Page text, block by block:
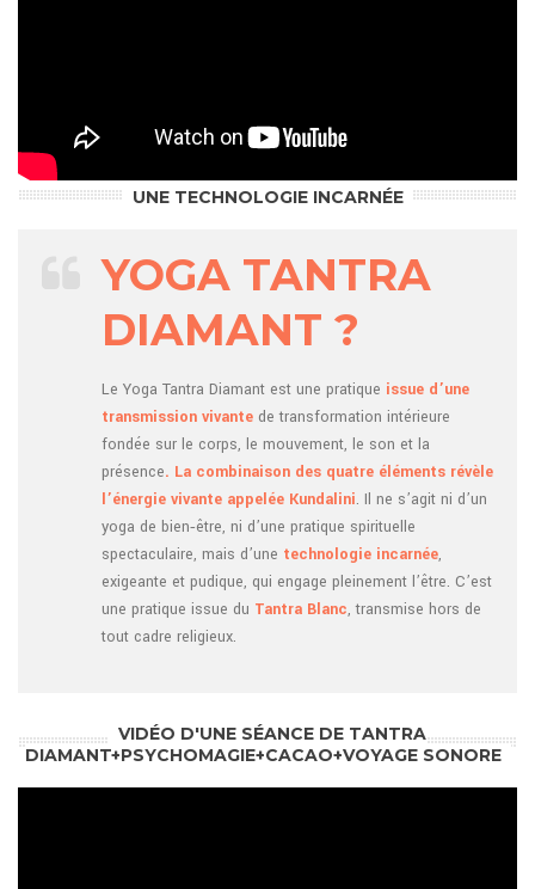
UNE TECHNOLOGIE INCARNÉE
YOGA TANTRA
DIAMANT ?
Le Yoga Tantra Diamant est une pratique issue d’une
transmission vivante de transformation intérieure
fondée sur le corps, le mouvement, le son et la
présence. La combinaison des quatre éléments révèle
l’énergie vivante appelée Kundalini. Il ne s’agit ni d’un
yoga de bien‑être, ni d’une pratique spirituelle
spectaculaire, mais d’une technologie incarnée,
exigeante et pudique, qui engage pleinement l’être. C’est
une pratique issue du Tantra Blanc, transmise hors de
tout cadre religieux.
VIDÉO D'UNE SÉANCE DE TANTRA
DIAMANT+PSYCHOMAGIE+CACAO+VOYAGE SONORE